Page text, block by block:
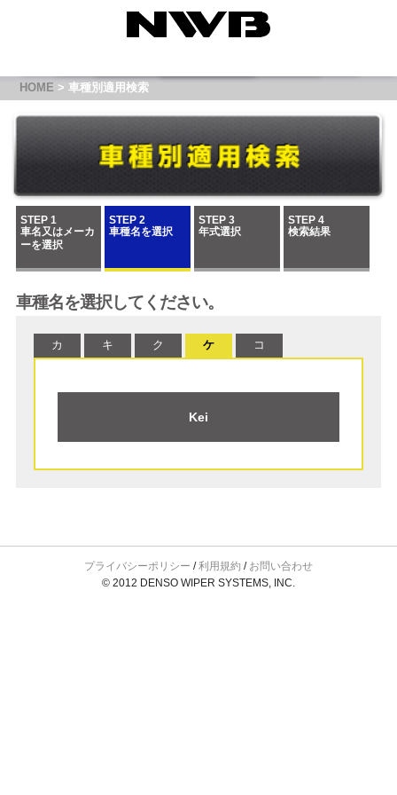
HOME > 車種別適用検索
STEP 1
車名又はメーカ
ーを選択
STEP 2
車種名を選択
STEP 3
年式選択
STEP 4
検索結果
車種名を選択してください。
カ キ ク ケ コ
Kei
プライバシーポリシー /利用規約 / お問い合わせ
© 2012 DENSO WIPER SYSTEMS, INC.